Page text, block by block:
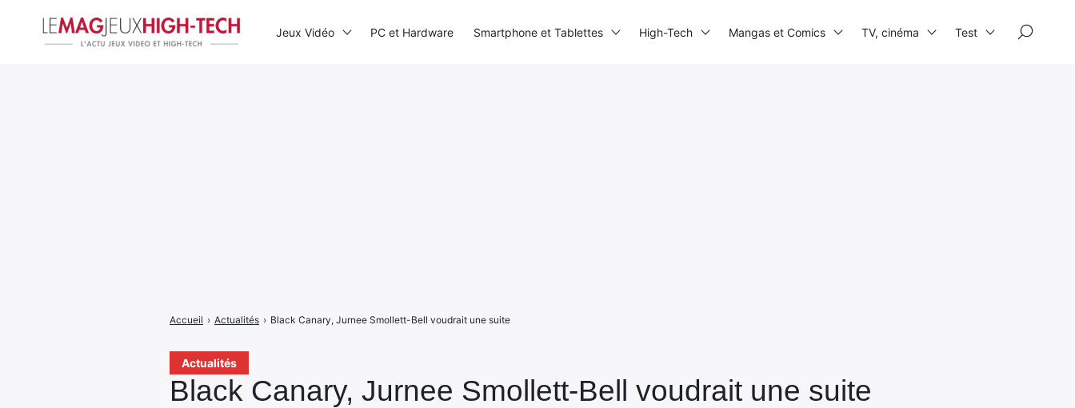
Actualités
Black Canary, Jurnee Smollett-Bell voudrait une suite
Accueil › Actualités › Black Canary, Jurnee Smollett-Bell voudrait une suite
Jeux Vidéo PC et Hardware Smartphone et Tablettes High-Tech Mangas et Comics TV, cinéma Test